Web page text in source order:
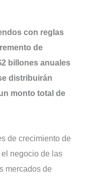
con reglas
de
billones anuales
distribuirán
monto total de
de crecimiento de
el negocio de las
mercados de